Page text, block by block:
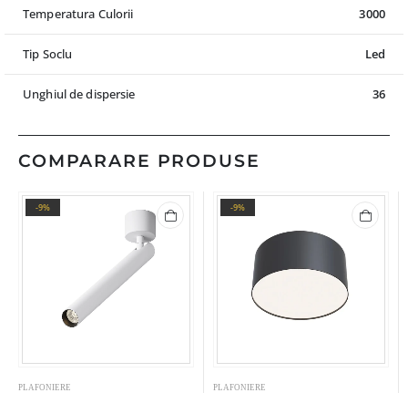
Temperatura Culorii 3000
Tip Soclu Led
Unghiul de dispersie 36
COMPARARE PRODUSE
-9%
PLAFONIERE
-9%
PLAFONIERE